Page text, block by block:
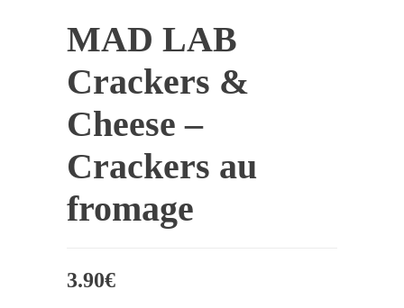
MAD LAB
Crackers &
Cheese –
Crackers au
fromage
3.90€